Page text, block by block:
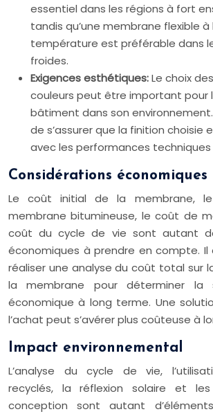
essentiel dans les régions à fort
tandis qu’une membrane flexible à
température est préférable dans
froides.
Exigences esthétiques:Le choix
couleurs peut être important pour
bâtiment dans son
de s’assurer que la finition choisie
avec les performances techniques
Considérations économiques
Le coût initial de la membrane,
membrane bitumineuse, le coût de
coût du cycle de vie sont autant
économiques à prendre en compte. Il
réaliser une analyse du coût total sur
la membrane pour déterminer la
économique à long terme. Une
l’achat peut s’avérer plus coûteuse à
Impact environnemental
L’analyse du cycle de vie,
recyclés, la réflexion solaire et
conception sont autant